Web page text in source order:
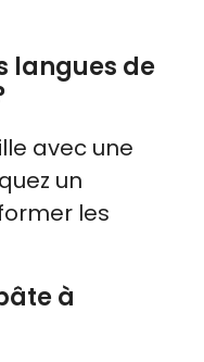
langues de
avec une
un
les
à